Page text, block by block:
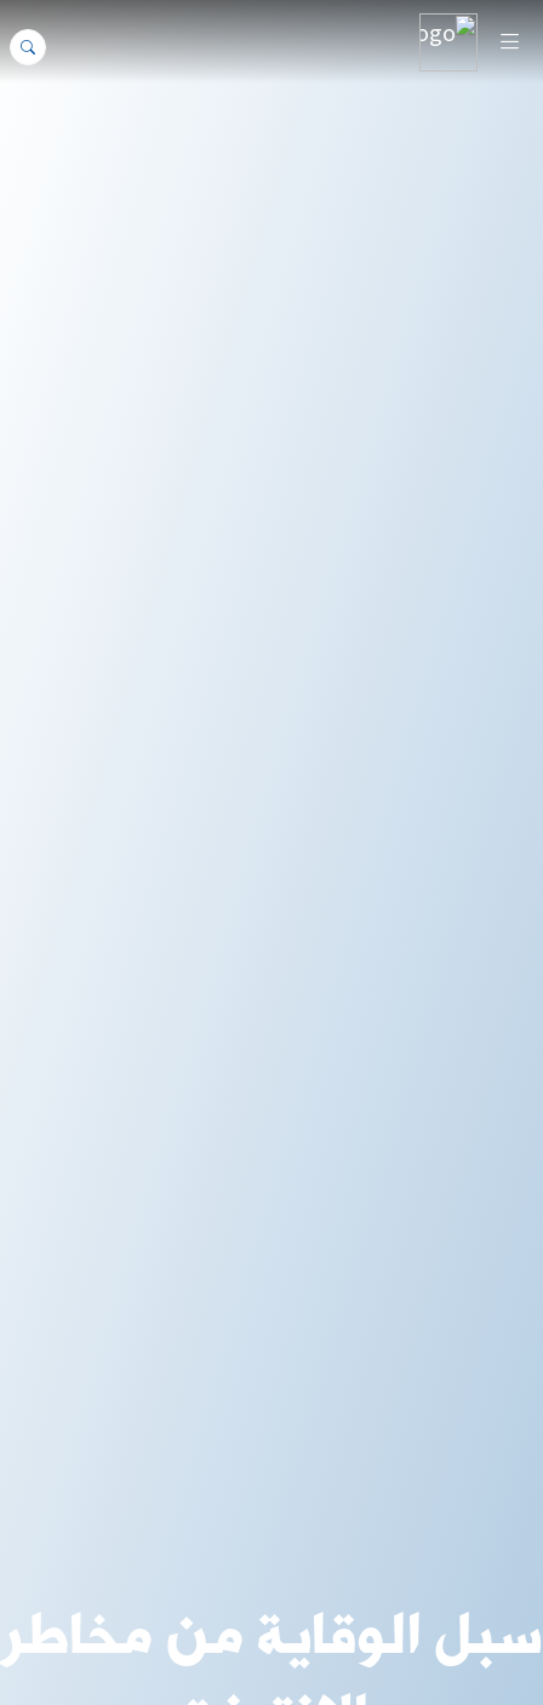
سبل الوقاية من مخاطر